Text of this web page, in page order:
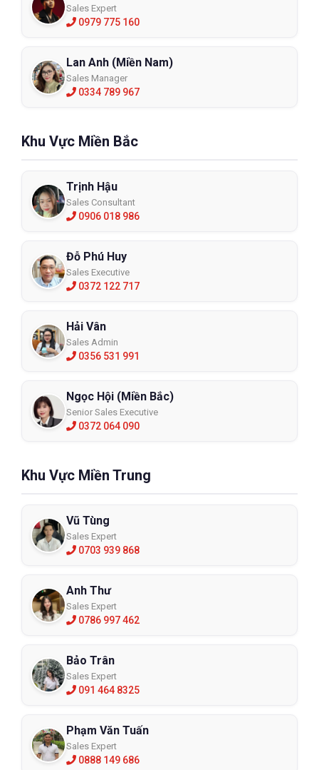
Sales Expert
0979 775 160
Lan Anh (Miền Nam)
Sales Manager
0334 789 967
Khu Vực Miền Bắc
Trịnh Hậu
Sales Consultant
0906 018 986
Đỗ Phú Huy
Sales Executive
0372 122 717
Hải Vân
Sales Admin
0356 531 991
Ngọc Hội (Miền Bắc)
Senior Sales Executive
0372 064 090
Khu Vực Miền Trung
Vũ Tùng
Sales Expert
0703 939 868
Anh Thư
Sales Expert
0786 997 462
Bảo Trân
Sales Expert
091 464 8325
Phạm Văn Tuấn
Sales Expert
0888 149 686